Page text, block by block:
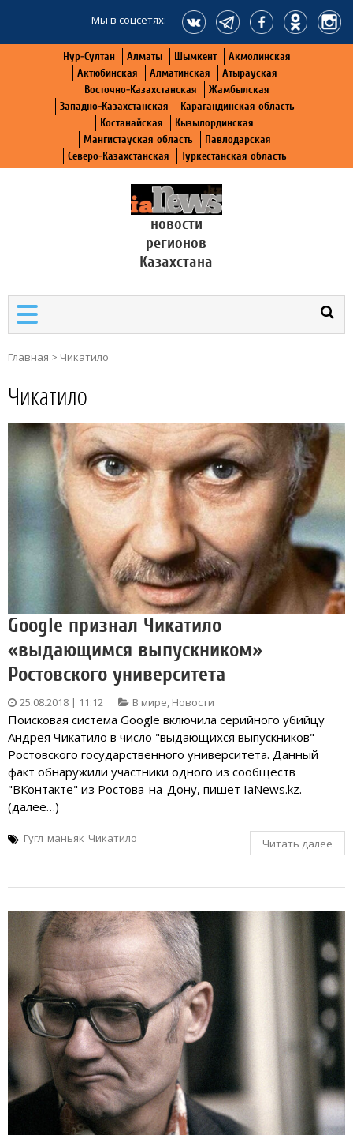
Мы в соцсетях:
Нур-Султан Алматы Шымкент
Акмолинская
Актюбинская
Алматинская
Атырауская
Восточно-Казахстанская
Жамбылская
Западно-Казахстанская
Карагандинская область
Костанайская
Кызылординская
Мангистауская область
Павлодарская
Северо-Казахстанская
Туркестанская область
новости
регионов
Казахстана
Главная > Чикатило
Чикатило
Google признал Чикатило
«выдающимся выпускником»
Ростовского университета
25.08.2018 | 11:12 В мире, Новости
Поисковая система Google включила серийного убийцу
Андрея Чикатило в число "выдающихся выпускников"
Ростовского государственного университета. Данный
факт обнаружили участники одного из сообществ
"ВКонтакте" из Ростова-на-Дону, пишет IaNews.kz.
(далее…)
Гугл маньяк Чикатило Читать далее